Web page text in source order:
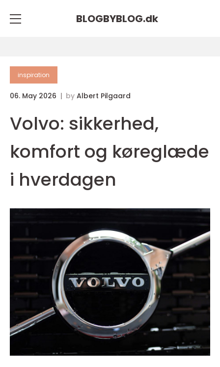
BLOGBYBLOG.dk
inspiration
06. May 2026 by Albert Pilgaard
Volvo: sikkerhed,
komfort og køreglæde
i hverdagen